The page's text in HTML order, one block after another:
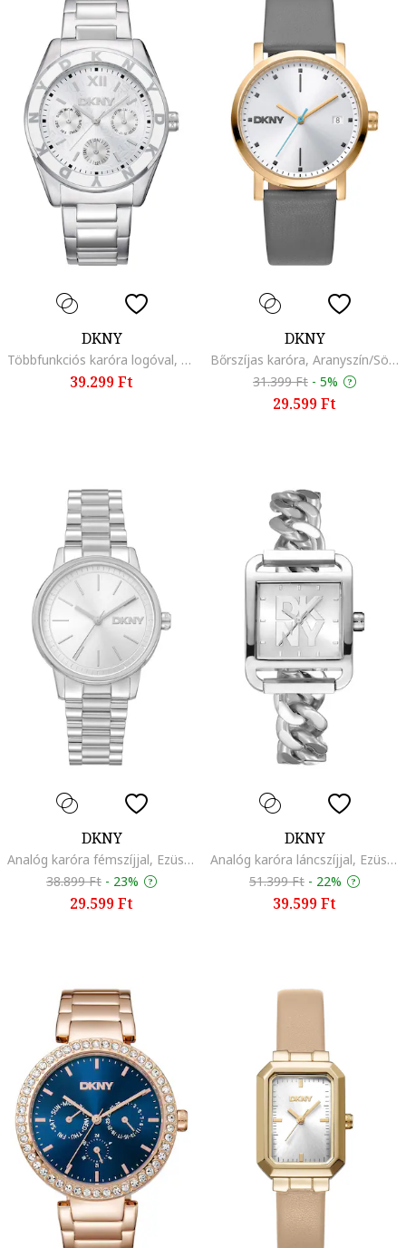
DKNY
Többfunkciós karóra logóval, Ezüstszín
39.299 Ft
DKNY
Bőrszíjas karóra, Aranyszín/Sötétszürke
31.399 Ft - 5%
29.599 Ft
DKNY
Analóg karóra fémszíjjal, Ezüstszín
38.899 Ft - 23%
29.599 Ft
DKNY
Analóg karóra láncszíjjal, Ezüstszín
51.399 Ft - 22%
39.599 Ft